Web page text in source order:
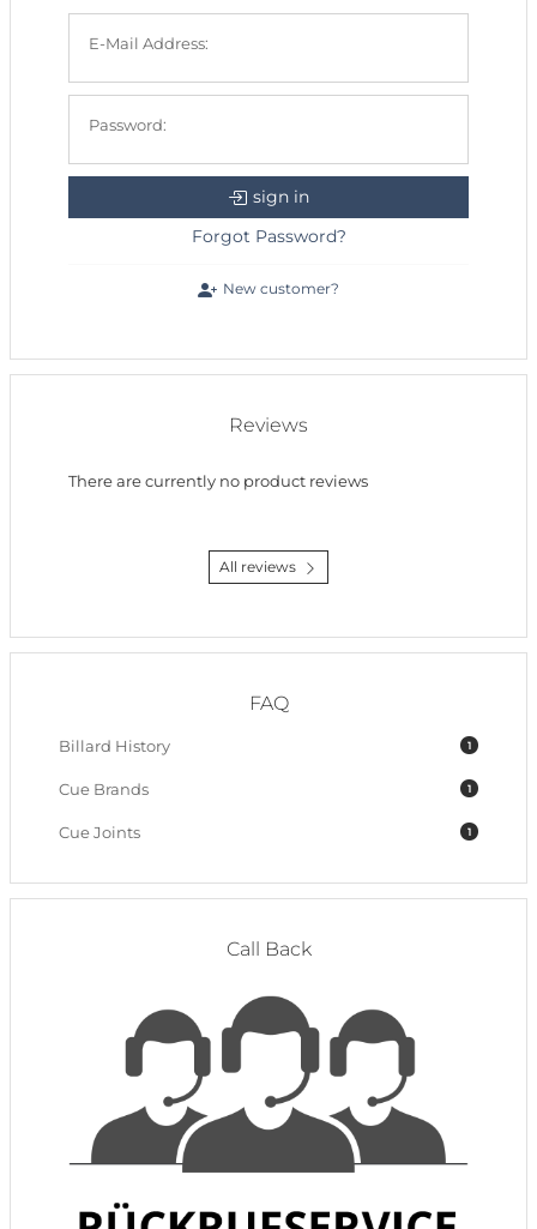
E-Mail Address:
Password:
sign in
Forgot Password?
New customer?
Reviews
There are currently no product reviews
All reviews
FAQ
1
Billard History
1
Cue Brands
1
Cue Joints
Call Back